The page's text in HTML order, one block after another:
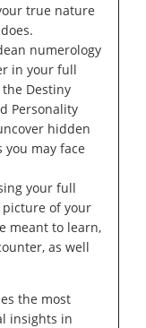
true nature
numerology
in your full
Destiny
Personality
hidden
may face
your full
picture of your
meant to learn,
as well
the most
insights in